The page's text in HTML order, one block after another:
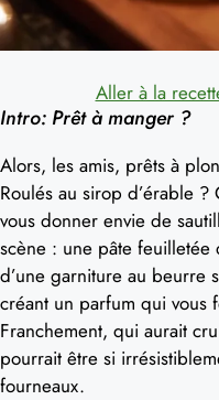
Aller à la
Intro: Prêt à manger ?
Alors, les amis, prêts à
Roulés au sirop d’érable
vous donner envie de
scène : une pâte feuilletée
d’une garniture au beurre
créant un parfum qui vous
Franchement, qui aurait
pourrait être si
fourneaux.